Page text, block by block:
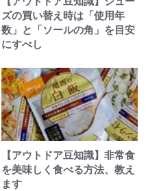
ズの買い替え時は「使用年
数」と「ソールの角」を目安
にすべし
【アウトドア豆知識】非常食
を美味しく食べる方法、教え
ます